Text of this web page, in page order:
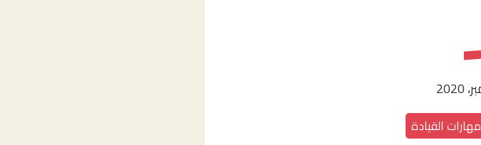
مهارات القيادة